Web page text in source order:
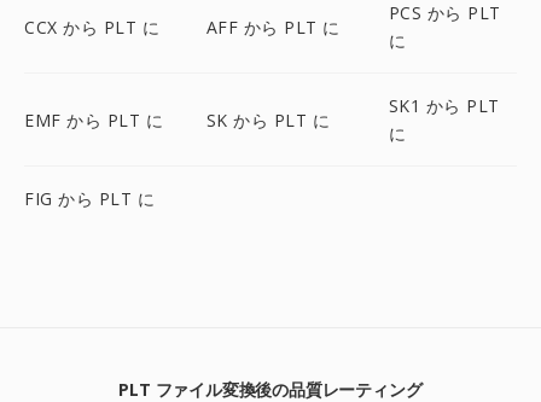
CCX から PLT に AFF から PLT に
PCS から PLT
に
EMF から PLT に SK から PLT に
SK1 から PLT
に
FIG から PLT に
PLT ファイル変換後の品質レーティング